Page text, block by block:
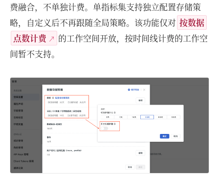
费融合，不单独计费。单指标集支持独立配置存储策
略，自定义后不再跟随全局策略。该功能仅对 按数据
点数计费
的工作空间开放，按时间线计费的工作空
间暂不支持。